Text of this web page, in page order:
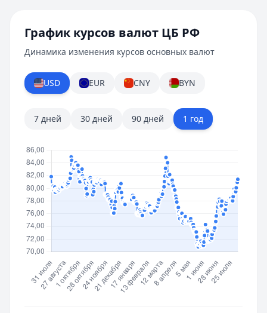
График курсов валют ЦБ РФ
Динамика изменения курсов основных валют
USD EUR CNY BYN
7 дней 30 дней 90 дней 1 год